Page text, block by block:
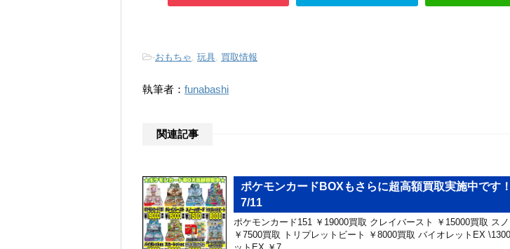
-おもちゃ, 玩具, 買取情報
執筆者： funabashi
関連記事
ポケモンカードBOXもさらに超高額買取実施中です
7/11
ポケモンカード151 ￥19000買取 クレイバースト ￥15000買取 ス
￥7500買取 トリプレットビート ￥8000買取 バイオレットEX